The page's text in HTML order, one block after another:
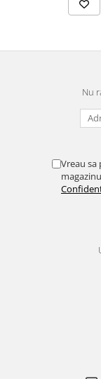
Nu
Vreau